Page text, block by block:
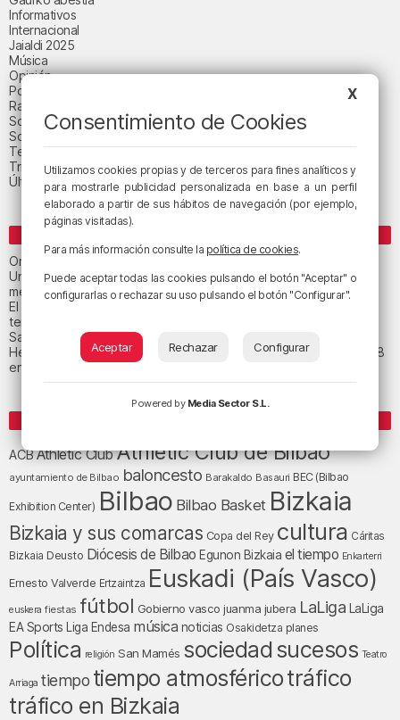
Informativos
Internacional
Jaialdi 2025
Música
Opinión
Política
Radio Popular-Herri Irratia
Social y religión
Sociedad
Tecnología
Triple B
Última hora
Orio calma la tormenta
Un total de 124 centros de Infantil y Primaria de Euskadi realizarán
mejoras con una inversión de 19,3 millones
El tiempo este viernes en Bizkaia: subida notable de las
temperaturas máximas
San Juan de Gaztelugatxe cerrará el día del eclipse
Heridas dos personas en un accidente entre tres vehículos en la A8
en Muskiz
ACBAthletic ClubAthletic Club de Bilbao
ayuntamiento de Bilbao baloncesto Barakaldo Basauri BEC (Bilbao
Exhibition Center) Bilbao Bilbao Basket Bizkaia
Bizkaia y sus comarcas Copa del Rey cultura Cáritas
Bizkaia Deusto Diócesis de Bilbao Egunon Bizkaia el tiempo Enkarterri
Ernesto Valverde Ertzaintza Euskadi (País Vasco)
euskera fiestas fútbol Gobierno vasco juanma jubera LaLiga LaLiga
EA Sports Liga Endesa música noticias Osakidetza planes
Política religión San Mamés sociedad sucesos Teatro
Arriaga tiempo tiempo atmosféricotráfico
tráfico en Bizkaia
X
Consentimiento de Cookies
Utilizamos cookies propias y de terceros para fines analíticos y
para mostrarle publicidad personalizada en base a un perfil
elaborado a partir de sus hábitos de navegación (por ejemplo,
páginas visitadas).
Para más información consulte la política de cookies.
Puede aceptar todas las cookies pulsando el botón "Aceptar" o
configurarlas o rechazar su uso pulsando el botón "Configurar".
Aceptar Rechazar Configurar
Powered by Media Sector S.L.